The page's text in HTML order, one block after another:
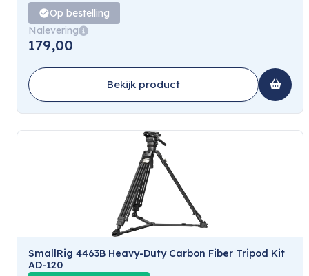
Op bestelling
Nalevering
179,00
Bekijk product
SmallRig 4463B Heavy-Duty Carbon Fiber Tripod Kit
AD-120